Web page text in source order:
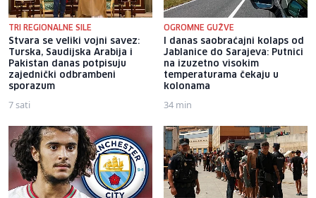
TRI REGIONALNE SILE
Stvara se veliki vojni savez:
Turska, Saudijska Arabija i
Pakistan danas potpisuju
zajednički odbrambeni
sporazum
7 sati
OGROMNE GUŽVE
I danas saobraćajni kolaps od
Jablanice do Sarajeva: Putnici
na izuzetno visokim
temperaturama čekaju u
kolonama
34 min